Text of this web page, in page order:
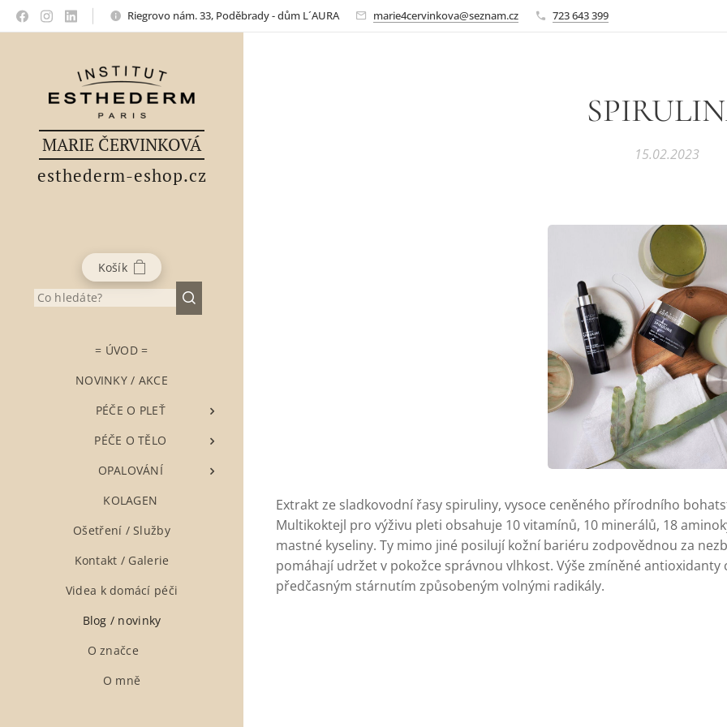
Riegrovo nám. 33, Poděbrady - dům L´AURA marie4cervinkova@seznam.cz 723 643 399
MARIE ČERVINKOVÁ
esthederm-eshop.cz
Košík
= ÚVOD =
NOVINKY / AKCE
▶ PÉČE O PLEŤ
▶ PÉČE O TĚLO
▶ OPALOVÁNÍ
▶ KOLAGEN
Ošetření / Služby
Kontakt / Galerie
Videa k domácí péči
Blog / novinky
O značce ❤
O mně
15.02.2023
Extrakt ze sladkovodní řasy spiruliny, vysoce ceněného přírodního
Multikoktejl pro výživu pleti obsahuje 10 vitamínů, 10 minerálů, 18
mastné kyseliny. Ty mimo jiné posilují kožní bariéru zodpovědnou za
pomáhají udržet v pokožce správnou vlhkost. Výše zmíněné
předčasným stárnutím způsobeným volnými radikály.